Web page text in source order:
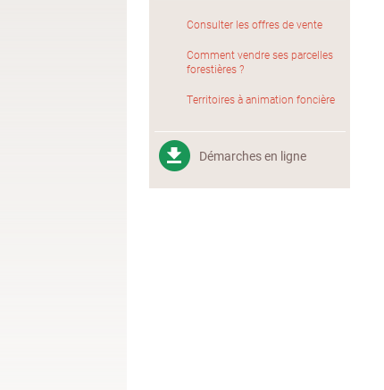
Consulter les offres de vente
Comment vendre ses parcelles
forestières ?
Territoires à animation foncière
Démarches en ligne